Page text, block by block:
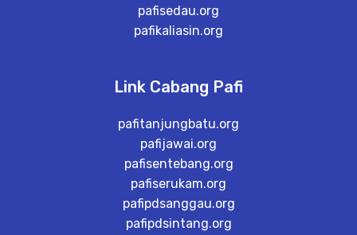
pafisedau.org
pafikaliasin.org
Link Cabang Pafi
pafitanjungbatu.org
pafijawai.org
pafisentebang.org
pafiserukam.org
pafipdsanggau.org
pafipdsintang.org